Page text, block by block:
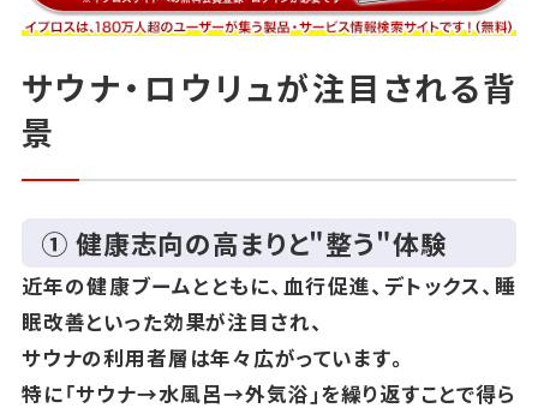
サウナ・ロウリュが注目される背
景
① 健康志向の高まりと"整う"体験
近年の健康ブームとともに、血行促進、デトックス、睡
眠改善といった効果が注目され、
サウナの利用者層は年々広がっています。
特に「サウナ→水風呂→外気浴」を繰り返すことで得ら